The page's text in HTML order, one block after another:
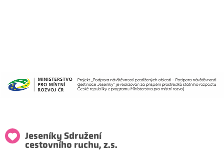
Jeseníky Sdružení
cestovního ruchu, z.s.